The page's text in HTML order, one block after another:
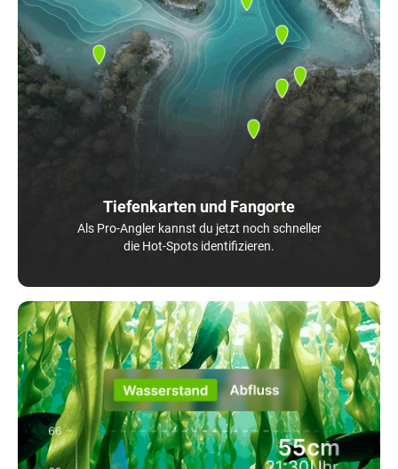
Tiefenkarten und Fangorte
Als Pro-Angler kannst du jetzt noch schneller
die Hot-Spots identifizieren.